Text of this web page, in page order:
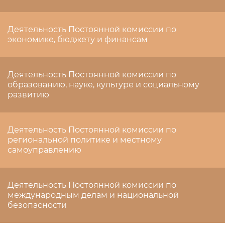
Деятельность Постоянной комиссии по
экономике, бюджету и финансам
Деятельность Постоянной комиссии по
образованию, науке, культуре и социальному
развитию
Деятельность Постоянной комиссии по
региональной политике и местному
самоуправлению
Деятельность Постоянной комиссии по
международным делам и национальной
безопасности